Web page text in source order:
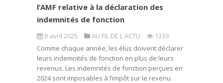
l’AMF relative à la déclaration des
indemnités de fonction
8 avril 2025 AU FIL DE L'ACTU
1339
Comme chaque année, les élus doivent déclarer
leurs indemnités de fonction en plus de leurs
revenus. Les indemnités de fonction perçues en
2024 sont imposables à l’impôt sur le revenu